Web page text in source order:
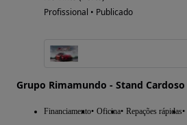
Profissional • Publicado
Grupo Rimamundo - Stand Cardoso
Financiamento Oficina Repações rápidas